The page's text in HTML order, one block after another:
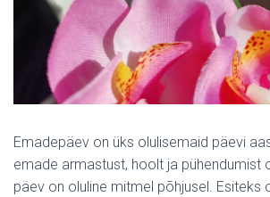
Emadepäev on üks olulisemaid päevi
emade armastust, hoolt ja pühendumist
päev on oluline mitmel põhjusel. Esiteks